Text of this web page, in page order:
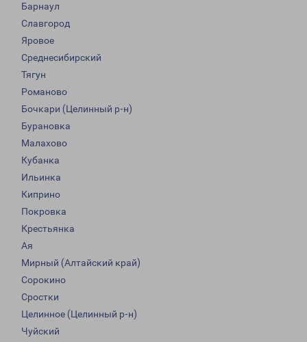
Барнаул
Славгород
Яровое
Среднесибирский
Тягун
Романово
Бочкари (Целинный р-н)
Бурановка
Малахово
Кубанка
Ильинка
Киприно
Покровка
Крестьянка
Ая
Мирный (Алтайский край)
Сорокино
Сростки
Целинное (Целинный р-н)
Чуйский